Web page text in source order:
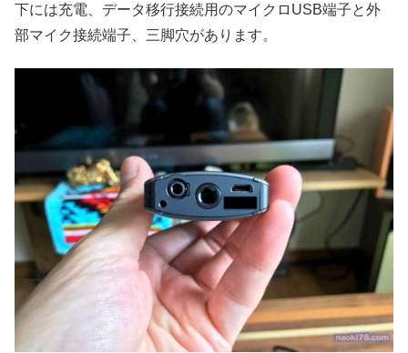
下には充電、データ移行接続用のマイクロUSB端子と外
部マイク接続端子、三脚穴があります。